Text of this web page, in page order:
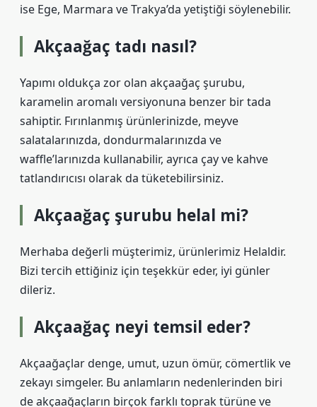
ise Ege, Marmara ve Trakya’da yetiştiği söylenebilir.
Akçaağaç tadı nasıl?
Yapımı oldukça zor olan akçaağaç şurubu,
karamelin aromalı versiyonuna benzer bir tada
sahiptir. Fırınlanmış ürünlerinizde, meyve
salatalarınızda, dondurmalarınızda ve
waffle’larınızda kullanabilir, ayrıca çay ve kahve
tatlandırıcısı olarak da tüketebilirsiniz.
Akçaağaç şurubu helal mi?
Merhaba değerli müşterimiz, ürünlerimiz Helaldir.
Bizi tercih ettiğiniz için teşekkür eder, iyi günler
dileriz.
Akçaağaç neyi temsil eder?
Akçaağaçlar denge, umut, uzun ömür, cömertlik ve
zekayı simgeler. Bu anlamların nedenlerinden biri
de akçaağaçların birçok farklı toprak türüne ve